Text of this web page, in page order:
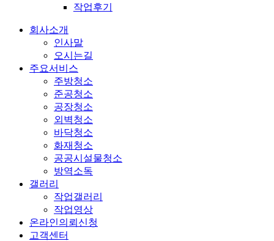
작업후기
회사소개
인사말
오시는길
주요서비스
주방청소
준공청소
공장청소
외벽청소
바닥청소
화재청소
공공시설물청소
방역소독
갤러리
작업갤러리
작업영상
온라인의뢰신청
고객센터